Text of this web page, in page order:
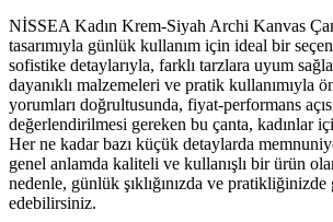
NİSSEA Kadın Krem-Siyah Archi Kanvas
tasarımıyla günlük kullanım için ideal bir
sofistike detaylarıyla, farklı tarzlara uyum
dayanıklı malzemeleri ve pratik kullanımıyla
yorumları doğrultusunda, fiyat-performans
değerlendirilmesi gereken bu çanta, kadınlar
Her ne kadar bazı küçük detaylarda
genel anlamda kaliteli ve kullanışlı bir ürün
nedenle, günlük şıklığınızda ve
edebilirsiniz.